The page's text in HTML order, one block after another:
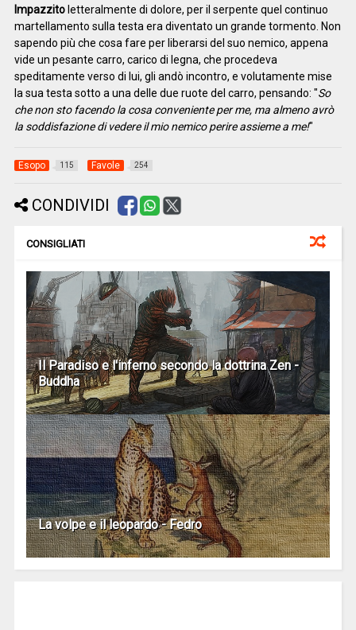
Impazzitoletteralmente di dolore, per il serpente quel continuo
martellamento sulla testa era diventato un grande tormento. Non
sapendo più che cosa fare per liberarsi del suo nemico, appena
vide un pesante carro, carico di legna, che procedeva
speditamente verso di lui, gli andò incontro, e volutamente mise
la sua testa sotto a una delle due ruote del carro, pensando: "So
che non sto facendo la cosa conveniente per me, ma almeno avrò
la soddisfazione di vedere il mio nemico perire assieme a me!"
Esopo 115 Favole 254
CONDIVIDI
CONSIGLIATI
Il Paradiso e l'inferno secondo la dottrina Zen -
Buddha
La volpe e il leopardo - Fedro